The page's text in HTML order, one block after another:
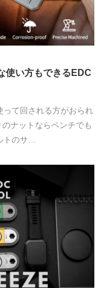
使い方もできるEDC
て回される方がおられ
ナットならペンチでも
トのサ…